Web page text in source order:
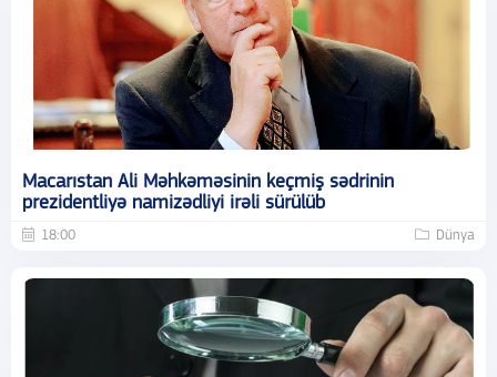
Macarıstan Ali Məhkəməsinin keçmiş sədrinin
prezidentliyə namizədliyi irəli sürülüb
18:00 Dünya